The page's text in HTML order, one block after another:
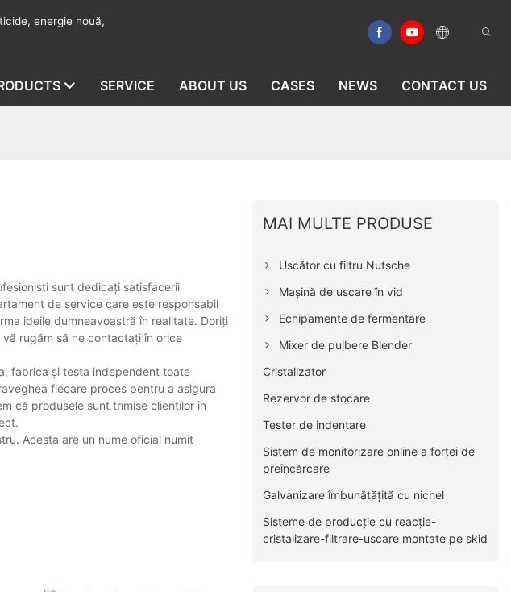
energie nouă,
SERVICE ABOUT US CASES NEWS CONTACT US
sunt dedicați satisfacerii
de service care este responsabil
ideile dumneavoastră în realitate. Doriți
rugăm să ne contactați în orice
fabrica și testa independent toate
fiecare proces pentru a asigura
că produsele sunt trimise clienților în
Acesta are un nume oficial numit
MAI MULTE PRODUSE
Uscător cu filtru Nutsche
Mașină de uscare în vid
Echipamente de fermentare
Mixer de pulbere Blender
Cristalizator
Rezervor de stocare
Tester de indentare
Sistem de monitorizare online a forței de
preîncărcare
Galvanizare îmbunătățită cu nichel
Sisteme de producție cu reacție-
cristalizare-filtrare-uscare montate pe skid